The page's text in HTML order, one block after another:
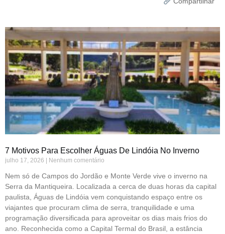
7 Motivos Para Escolher Águas De Lindóia No Inverno
julho 17, 2026 Nenhum comentário
Nem só de Campos do Jordão e Monte Verde vive o inverno na
Serra da Mantiqueira. Localizada a cerca de duas horas da capital
paulista, Águas de Lindóia vem conquistando espaço entre os
viajantes que procuram clima de serra, tranquilidade e uma
programação diversificada para aproveitar os dias mais frios do
ano. Reconhecida como a Capital Termal do Brasil, a estância